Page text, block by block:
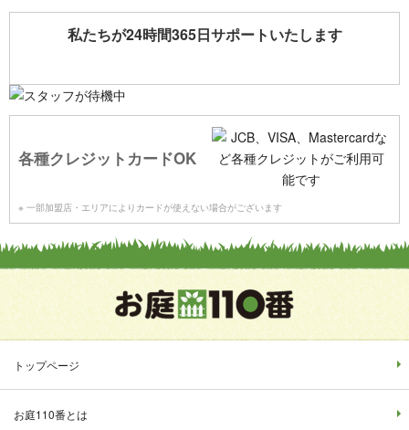
私たちが24時間365日サポートいたします
各種クレジットカードOK
※ 一部加盟店・エリアによりカードが使えない場合がございます
トップページ
お庭110番とは